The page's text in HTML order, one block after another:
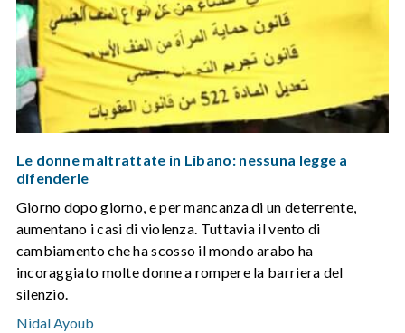
Le donne maltrattate in Libano: nessuna legge a
difenderle
Giorno dopo giorno, e per mancanza di un deterrente,
aumentano i casi di violenza. Tuttavia il vento di
cambiamento che ha scosso il mondo arabo ha
incoraggiato molte donne a rompere la barriera del
silenzio.
Nidal Ayoub